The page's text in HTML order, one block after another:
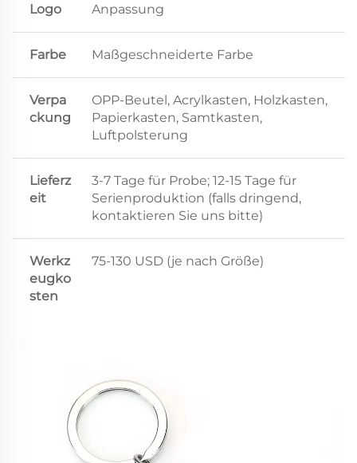
Logo Anpassung
Farbe Maßgeschneiderte Farbe
Verpa
ckung
OPP-Beutel, Acrylkasten, Holzkasten,
Papierkasten, Samtkasten,
Luftpolsterung
Lieferz
eit
3-7 Tage für Probe; 12-15 Tage für
Serienproduktion (falls dringend,
kontaktieren Sie uns bitte)
Werkz
eugko
sten
75-130 USD (je nach Größe)